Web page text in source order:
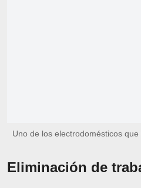
Uno de los electrodomésticos
Eliminación de